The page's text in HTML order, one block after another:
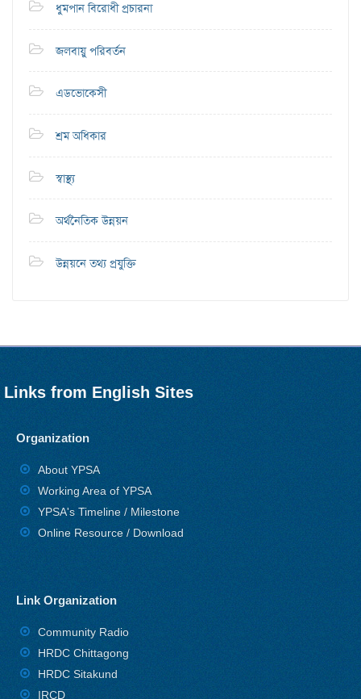
ধুমপান বিরোধী প্রচারনা
জলবায়ু পরিবর্তন
এডভোকেসী
শ্রম অধিকার
স্বাস্থ্য
অর্থনৈতিক উন্নয়ন
উন্নয়নে তথ্য প্রযুক্তি
Links from English Sites
Organization
About YPSA
Working Area of YPSA
YPSA's Timeline / Milestone
Online Resource / Download
Link Organization
Community Radio
HRDC Chittagong
HRDC Sitakund
IRCD